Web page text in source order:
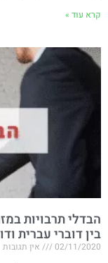
קרא עוד »
הבדלי תרבויות
בין דוברי עברית
02/11/2020 אין תגובות